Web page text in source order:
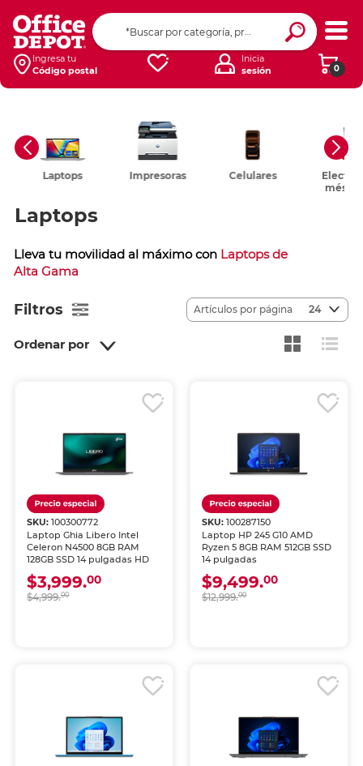
Ingresa tu
Código postal
0
Inicia
sesión
Impresoras Celulares
Electrodo-
Laptops
Lleva tu movilidad al máximo con Laptops de
Alta Gama
Filtros
Ordenar por
Artículos por página 24
SKU:100300772
Laptop Ghia Libero Intel
Celeron N4500 8GB RAM
128GB SSD 14 pulgadas HD
$3,999.00
$4,999.00
SKU: 100287150
Laptop HP 245 G10 AMD
Ryzen 5 8GB RAM 512GB SSD
14 pulgadas
$9,499.00
$12,999.00